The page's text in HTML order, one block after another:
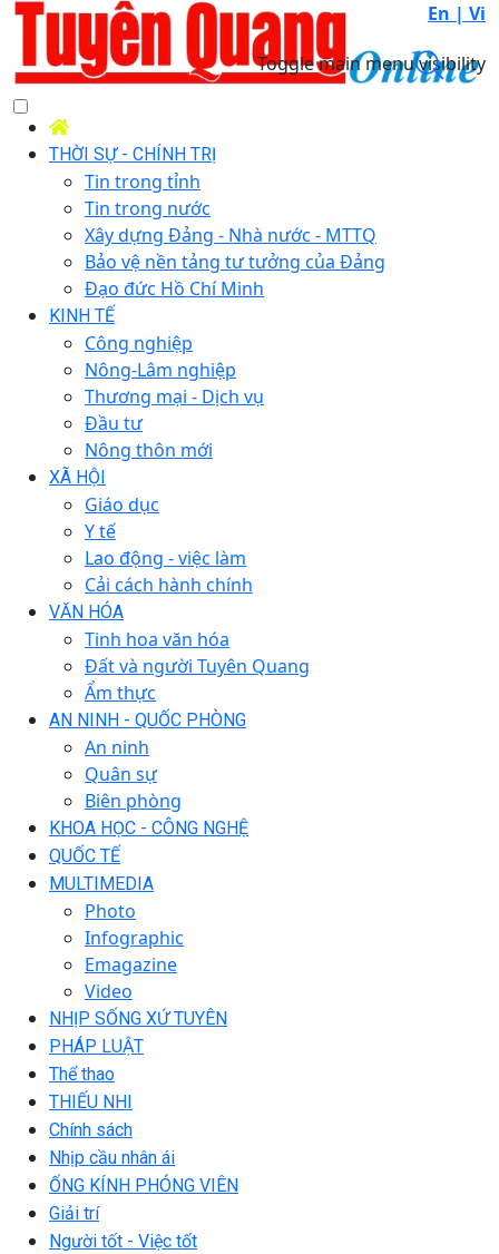
En | Vi
Toggle main menu visibility
THỜI SỰ - CHÍNH TRỊ
Tin trong tỉnh
Tin trong nước
Xây dựng Đảng - Nhà nước - MTTQ
Bảo vệ nền tảng tư tưởng của Đảng
Đạo đức Hồ Chí Minh
KINH TẾ
Công nghiệp
Nông-Lâm nghiệp
Thương mại - Dịch vụ
Đầu tư
Nông thôn mới
XÃ HỘI
Giáo dục
Y tế
Lao động - việc làm
Cải cách hành chính
VĂN HÓA
Tinh hoa văn hóa
Đất và người Tuyên Quang
Ẩm thực
AN NINH - QUỐC PHÒNG
An ninh
Quân sự
Biên phòng
KHOA HỌC - CÔNG NGHỆ
QUỐC TẾ
MULTIMEDIA
Photo
Infographic
Emagazine
Video
NHỊP SỐNG XỨ TUYÊN
PHÁP LUẬT
Thể thao
THIẾU NHI
Chính sách
Nhịp cầu nhân ái
ỐNG KÍNH PHÓNG VIÊN
Giải trí
Người tốt - Việc tốt